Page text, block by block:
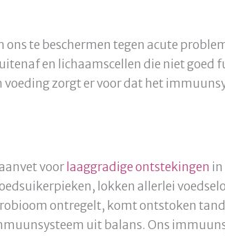
ons te beschermen tegen acute
en lichaamscellen die niet goed
zorgt er voor dat het
voor laaggradige ontstekingen in
lokken allerlei
ontregelt, komt ontstoken
uit balans. Ons